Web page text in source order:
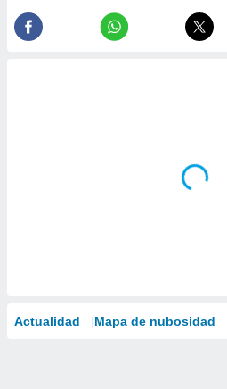
Actualidad Mapa de nubosidad